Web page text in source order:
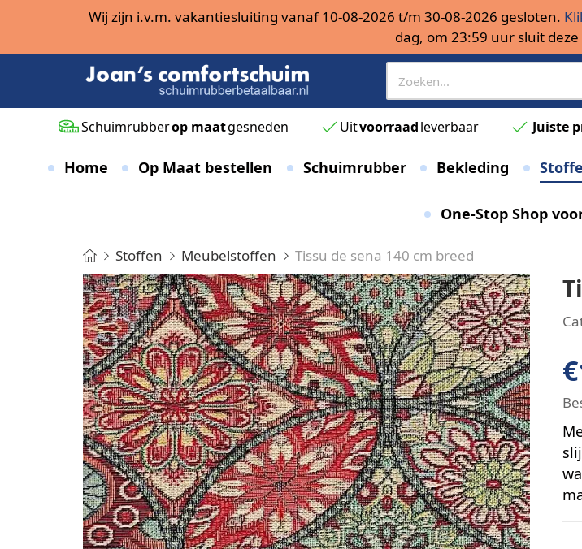
Wij zijn i.v.m. vakantiesluiting vanaf 10-08-2026 t/m 30-08-2026 gesloten.
dag, om 23:59 uur sluit
Schuimrubberop maatgesneden Uitvoorraadleverbaar Juiste
Home Op Maat bestellen Schuimrubber Bekleding
One-Stop Shop
Stoffen Meubelstoffen Tissu de sena 140 cm breed
€